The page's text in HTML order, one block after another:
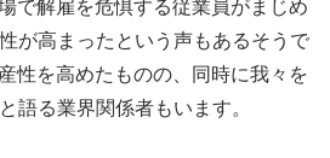
が高まったという声もあるそうで
性を高めたものの、同時に我々を
語る業界関係者もいます。